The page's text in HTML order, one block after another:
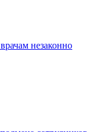
незаконно